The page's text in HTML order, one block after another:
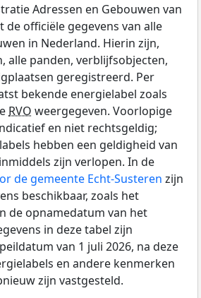
Adressen en Gebouwen van
de officiële gegevens van alle
in Nederland. Hierin zijn,
alle panden, verblijfsobjecten,
geregistreerd. Per
bekende energielabel zoals
RVO weergegeven. Voorlopige
en niet rechtsgeldig;
hebben een geldigheid van
zijn verlopen. In de
de gemeente Echt-Susteren zijn
beschikbaar, zoals het
de opnamedatum van het
in deze tabel zijn
van 1 juli 2026, na deze
en andere kenmerken
zijn vastgesteld.